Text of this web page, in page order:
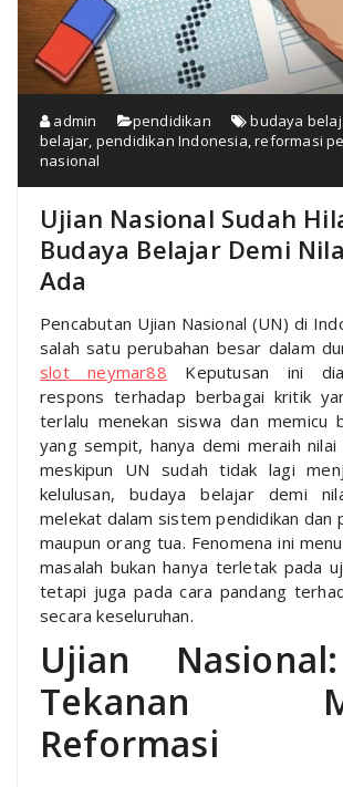
admin pendidikan budaya
belajar, pendidikan Indonesia,reformasi
nasional
Ujian Nasional Sudah
Budaya Belajar Demi
Ada
Pencabutan Ujian Nasional (UN) di
salah satu perubahan besar dalam
slot neymar88 Keputusan ini
respons terhadap berbagai kritik
terlalu menekan siswa dan memicu
yang sempit, hanya demi meraih nilai
meskipun UN sudah tidak lagi
kelulusan, budaya belajar demi
melekat dalam sistem pendidikan dan
maupun orang tua. Fenomena ini
masalah bukan hanya terletak pada
tetapi juga pada cara pandang
secara keseluruhan.
Ujian
Tekanan
Reformasi